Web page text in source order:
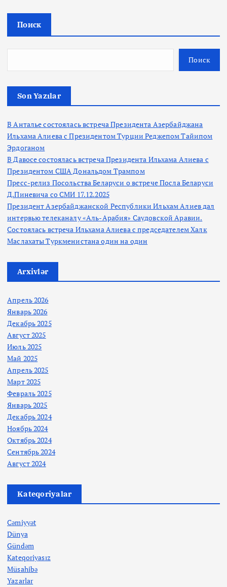
Поиск
Поиск
Son Yazılar
В Анталье состоялась встреча Президента Азербайджана
Ильхама Алиева с Президентом Турции Реджепом Тайипом
Эрдоганом
В Давосе состоялась встреча Президента Ильхама Алиева с
Президентом США Дональдом Трампом
Пресс-релиз Посольства Беларуси о встрече Посла Беларуси
Д.Пиневича со СМИ 17.12.2025
Президент Азербайджанской Республики Ильхам Алиев дал
интервью телеканалу «Аль-Арабия» Саудовской Аравии.
Состоялась встреча Ильхама Алиева с председателем Халк
Маслахаты Туркменистана один на один
Arxivlər
Апрель 2026
Январь 2026
Декабрь 2025
Август 2025
Июль 2025
Май 2025
Апрель 2025
Март 2025
Февраль 2025
Январь 2025
Декабрь 2024
Ноябрь 2024
Октябрь 2024
Сентябрь 2024
Август 2024
Kateqoriyalar
Cəmiyyət
Dünya
Gündəm
Kateqoriyasız
Müsahibə
Yazarlar